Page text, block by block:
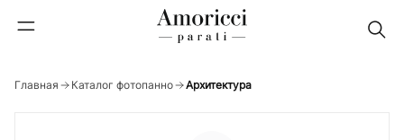
Главная Каталог фотопанно Архитектура